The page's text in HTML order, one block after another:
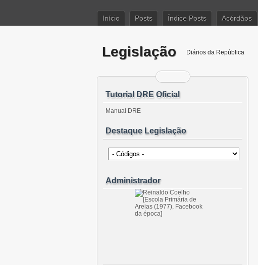
Início Posts Índice Posts Acórdãos
Legislação Diários da República
Tutorial DRE Oficial
Manual DRE
Destaque Legislação
Administrador